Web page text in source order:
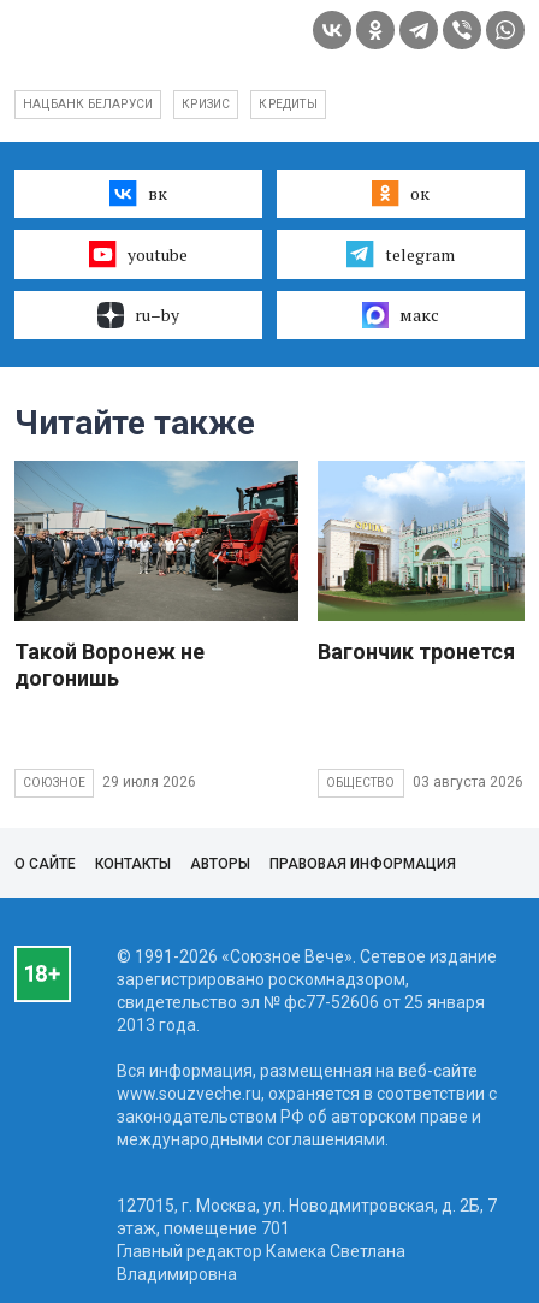
НАЦБАНК БЕЛАРУСИ КРИЗИС КРЕДИТЫ
вк ок
youtube telegram
ru–by макс
Читайте также
Такой Воронеж не
догонишь
СОЮЗНОЕ 29 июля 2026
Вагончик тронется
ОБЩЕСТВО 03 августа 2026
О САЙТЕ КОНТАКТЫ АВТОРЫ ПРАВОВАЯ ИНФОРМАЦИЯ
© 1991-2026 «Союзное Вече». Сетевое издание
зарегистрировано роскомнадзором,
свидетельство эл № фc77-52606 от 25 января
2013 года.
Вся информация, размещенная на веб-сайте
www.souzveche.ru, охраняется в соответствии с
законодательством РФ об авторском праве и
международными соглашениями.
127015, г. Москва, ул. Новодмитровская, д. 2Б, 7
этаж, помещение 701
Главный редактор Камека Светлана
Владимировна